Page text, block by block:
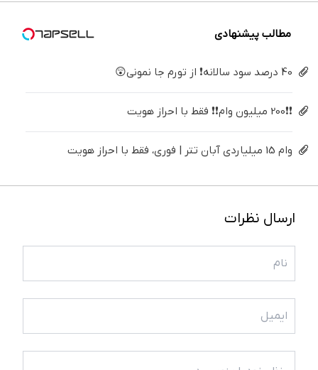
مطالب پیشنهادی
40 درصد سود سالانه❗ از تورم جا نمونی😲
❗❗200 میلیون وام❗❗ فقط با احراز هویت
وام 15 میلیاردی آبان تتر | فوری، فقط با احراز هویت
ارسال نظرات